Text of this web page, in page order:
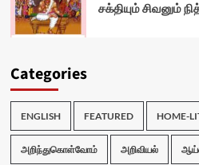
சக்தியும் சிவனும்
Categories
ENGLISH FEATURED HOME-
அறிந்துகொள்வோம் அறிவியல்